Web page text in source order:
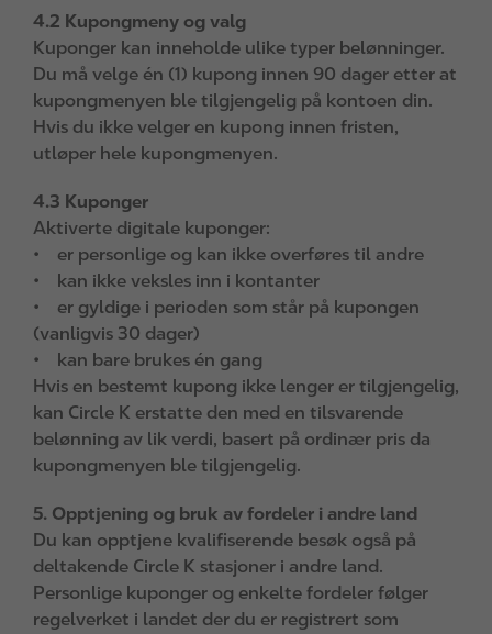
4.2 Kupongmeny og valg
Kuponger kan inneholde ulike typer belønninger.
Du må velge én (1) kupong innen 90 dager etter at
kupongmenyen ble tilgjengelig på kontoen din.
Hvis du ikke velger en kupong innen fristen,
utløper hele kupongmenyen.
4.3 Kuponger
Aktiverte digitale kuponger:
• er personlige og kan ikke overføres til andre
• kan ikke veksles inn i kontanter
• er gyldige i perioden som står på kupongen
(vanligvis 30 dager)
• kan bare brukes én gang
Hvis en bestemt kupong ikke lenger er tilgjengelig,
kan Circle K erstatte den med en tilsvarende
belønning av lik verdi, basert på ordinær pris da
kupongmenyen ble tilgjengelig.
5. Opptjening og bruk av fordeler i andre land
Du kan opptjene kvalifiserende besøk også på
deltakende Circle K stasjoner i andre land.
Personlige kuponger og enkelte fordeler følger
regelverket i landet der du er registrert som